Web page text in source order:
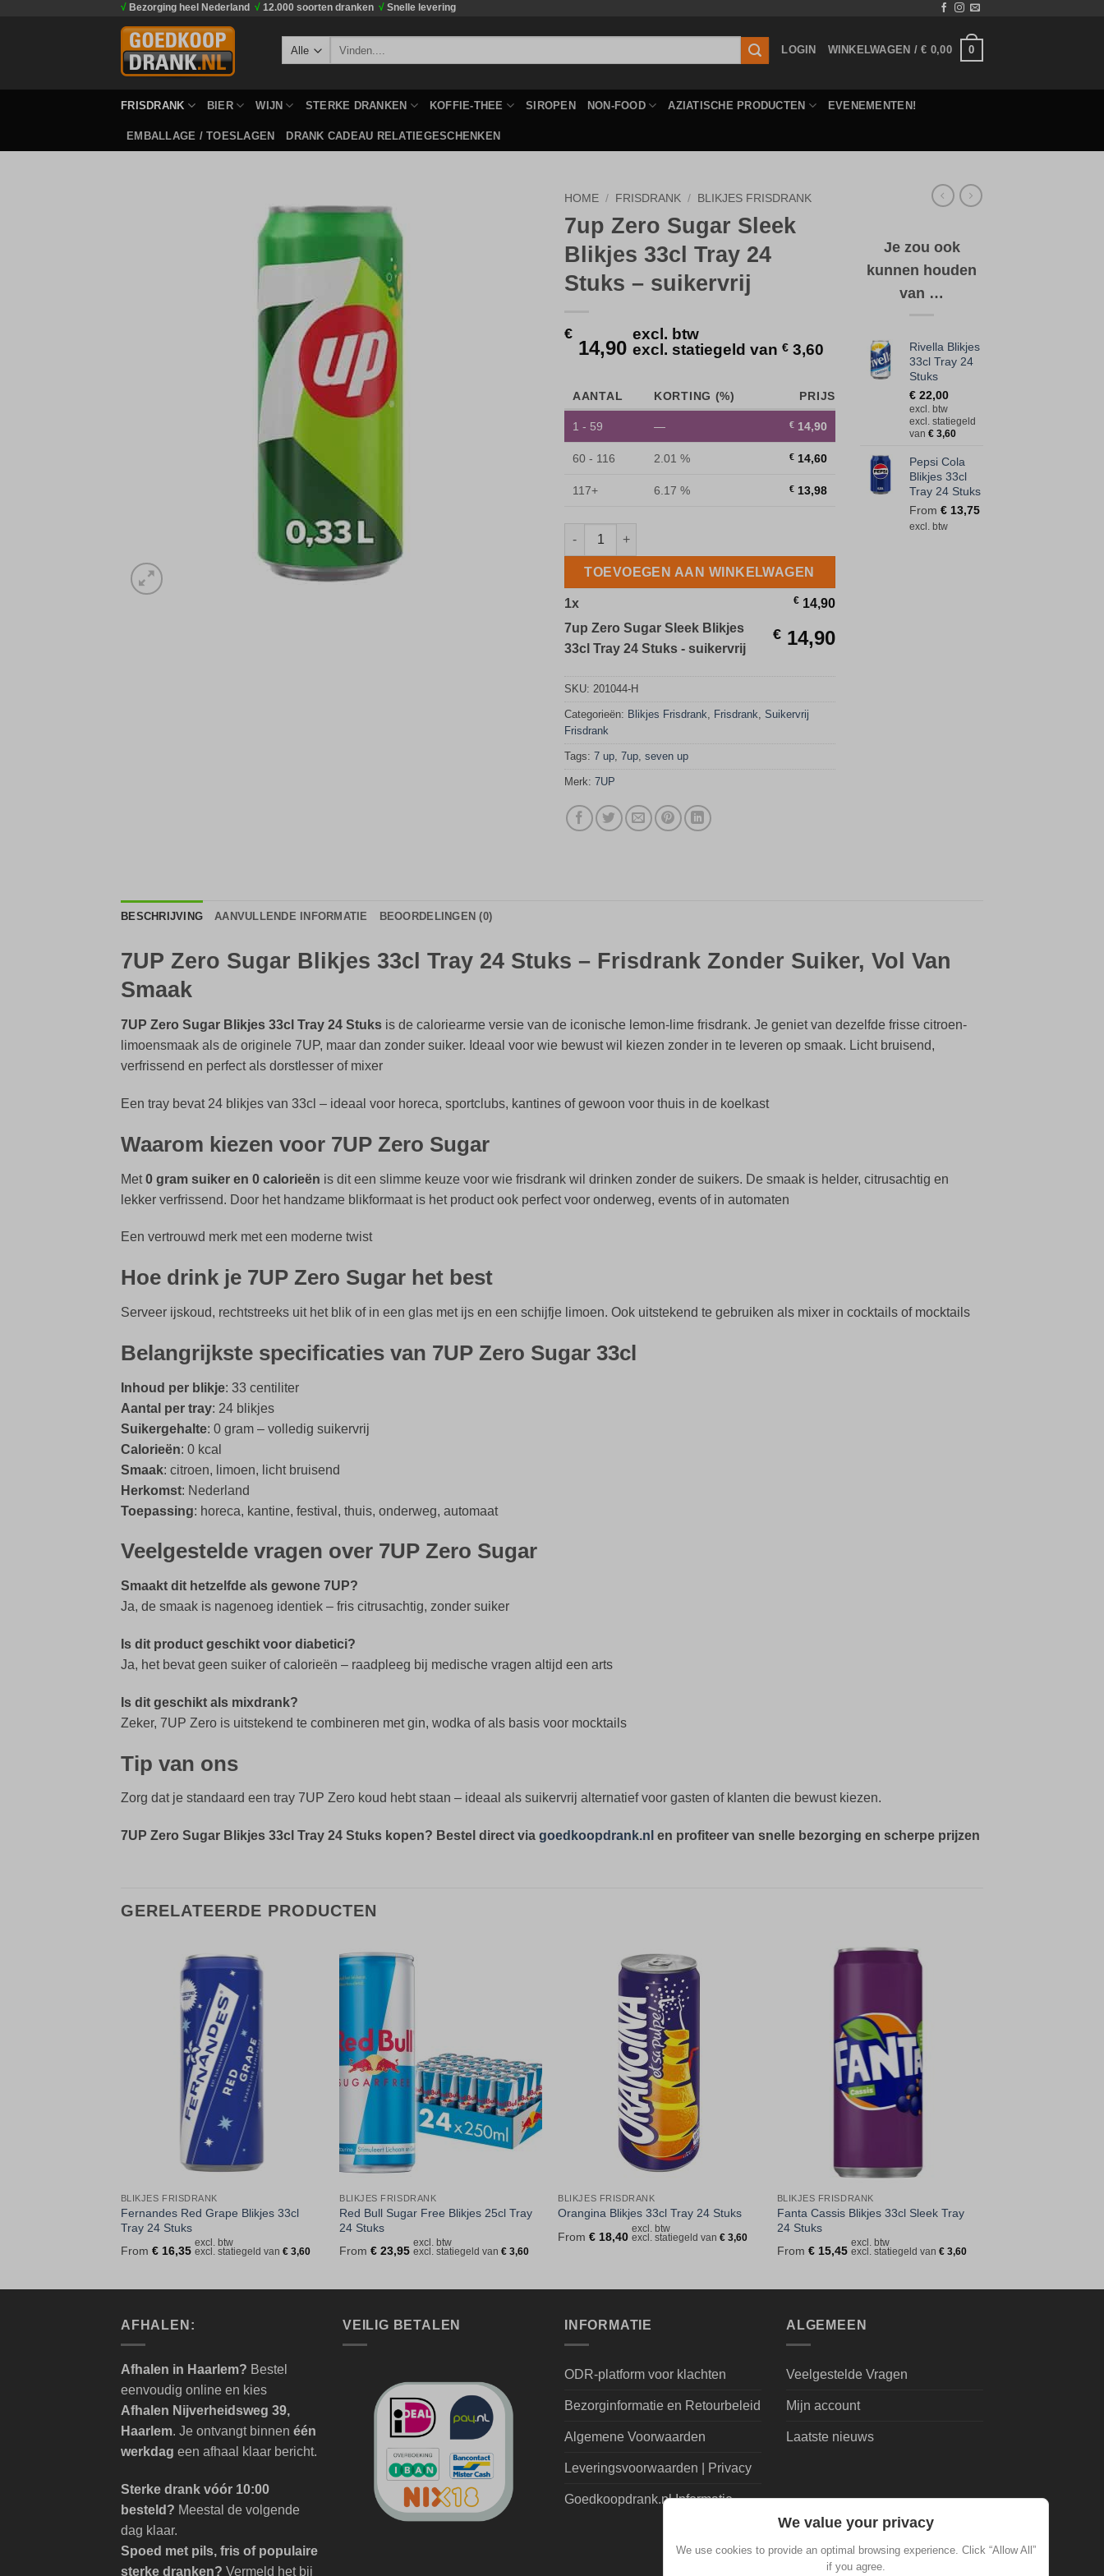
√ Bezorging heel Nederland √ 12.000 soorten dranken √ Snelle levering
LOGIN WINKELWAGEN /€ 0,00 0
FRISDRANK BIER WIJN STERKE DRANKEN KOFFIE-THEE SIROPEN NON-FOOD AZIATISCHE PRODUCTEN EVENEMENTEN!
EMBALLAGE / TOESLAGEN DRANK CADEAU RELATIEGESCHENKEN
HOME / FRISDRANK / BLIKJES FRISDRANK
7up Zero Sugar Sleek
Blikjes 33cl Tray 24
Stuks – suikervrij
€
14,90
excl. btw
excl. statiegeld van € 3,60
AANTAL KORTING (%) PRIJS
1 - 59 — € 14,90
60 - 116 2.01 % € 14,60
117+ 6.17 % € 13,98
7up Zero Sugar Sleek Blikjes 33cl Tray 24 Stuks - suikervrij aantal
TOEVOEGEN AAN WINKELWAGEN
1x € 14,90
7up Zero Sugar Sleek Blikjes
33cl Tray 24 Stuks - suikervrij
€ 14,90
SKU: 201044-H
Categorieën: Blikjes Frisdrank Frisdrank Suikervrij
Frisdrank
Tags: 7 up 7up seven up
Merk: 7UP
Je zou ook
kunnen houden
van …
Rivella Blikjes
33cl Tray 24
Stuks
€ 22,00
excl. btw
excl. statiegeld
van € 3,60
Pepsi Cola
Blikjes 33cl
Tray 24 Stuks
From € 13,75
excl. btw
BESCHRIJVING AANVULLENDE INFORMATIE BEOORDELINGEN (0)
7UP Zero Sugar Blikjes 33cl Tray 24 Stuks – Frisdrank Zonder Suiker, Vol Van
Smaak
7UP Zero Sugar Blikjes 33cl Tray 24 Stuks is de caloriearme versie van de iconische lemon-lime frisdrank. Je geniet van dezelfde frisse citroen-
limoensmaak als de originele 7UP, maar dan zonder suiker. Ideaal voor wie bewust wil kiezen zonder in te leveren op smaak. Licht bruisend,
verfrissend en perfect als dorstlesser of mixer
Een tray bevat 24 blikjes van 33cl – ideaal voor horeca, sportclubs, kantines of gewoon voor thuis in de koelkast
Waarom kiezen voor 7UP Zero Sugar
Met0 gram suiker en 0 calorieën is dit een slimme keuze voor wie frisdrank wil drinken zonder de suikers. De smaak is helder, citrusachtig en
lekker verfrissend. Door het handzame blikformaat is het product ook perfect voor onderweg, events of in automaten
Een vertrouwd merk met een moderne twist
Hoe drink je 7UP Zero Sugar het best
Serveer ijskoud, rechtstreeks uit het blik of in een glas met ijs en een schijfje limoen. Ook uitstekend te gebruiken als mixer in cocktails of mocktails
Belangrijkste specificaties van 7UP Zero Sugar 33cl
Inhoud per blikje: 33 centiliter
Aantal per tray: 24 blikjes
Suikergehalte: 0 gram – volledig suikervrij
Calorieën: 0 kcal
Smaak: citroen, limoen, licht bruisend
Herkomst: Nederland
Toepassing: horeca, kantine, festival, thuis, onderweg, automaat
Veelgestelde vragen over 7UP Zero Sugar
Smaakt dit hetzelfde als gewone 7UP?
Ja, de smaak is nagenoeg identiek – fris citrusachtig, zonder suiker
Is dit product geschikt voor diabetici?
Ja, het bevat geen suiker of calorieën – raadpleeg bij medische vragen altijd een arts
Is dit geschikt als mixdrank?
Zeker, 7UP Zero is uitstekend te combineren met gin, wodka of als basis voor mocktails
Tip van ons
Zorg dat je standaard een tray 7UP Zero koud hebt staan – ideaal als suikervrij alternatief voor gasten of klanten die bewust kiezen.
7UP Zero Sugar Blikjes 33cl Tray 24 Stuks kopen? Bestel direct via goedkoopdrank.nl en profiteer van snelle bezorging en scherpe prijzen
GERELATEERDE PRODUCTEN
BLIKJES FRISDRANK
Fernandes Red Grape Blikjes 33cl
Tray 24 Stuks
From €16,35
excl. btw
excl. statiegeld van €3,60
BLIKJES FRISDRANK
Red Bull Sugar Free Blikjes 25cl Tray
24 Stuks
From€ 23,95
excl. btw
excl. statiegeld van€ 3,60
BLIKJES FRISDRANK
Orangina Blikjes 33cl Tray 24 Stuks
From€ 18,40
excl. btw
excl. statiegeld van€ 3,60
BLIKJES FRISDRANK
Fanta Cassis Blikjes 33cl Sleek Tray
24 Stuks
From €15,45
excl. btw
excl. statiegeld van €3,60
AFHALEN:
Afhalen in Haarlem? Bestel
eenvoudig online en kies
Afhalen Nijverheidsweg 39,
Haarlem. Je ontvangt binnen één
werkdag een afhaal klaar bericht.
Sterke drank vóór 10:00
besteld? Meestal de volgende
dag klaar.
Spoed met pils, fris of populaire
sterke dranken? Vermeld het bij
VEILIG BETALEN INFORMATIE
ODR-platform voor klachten
Bezorginformatie en Retourbeleid
Algemene Voorwaarden
Leveringsvoorwaarden | Privacy
Goedkoopdrank.nl Informatie
ALGEMEEN
Veelgestelde Vragen
Mijn account
Laatste nieuws
We value your privacy
We use cookies to provide an optimal browsing experience. Click “Allow All”
if you agree.